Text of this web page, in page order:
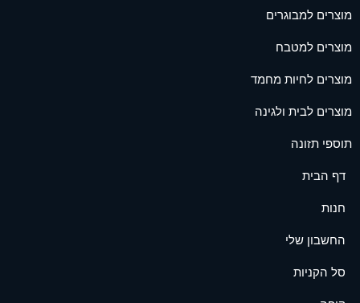
מוצרים למבוגרים
מוצרים למטבח
מוצרים לחיות מחמד
מוצרים לבית ולגינה
תוספי תזונה
דף הבית
חנות
החשבון שלי
סל הקניות